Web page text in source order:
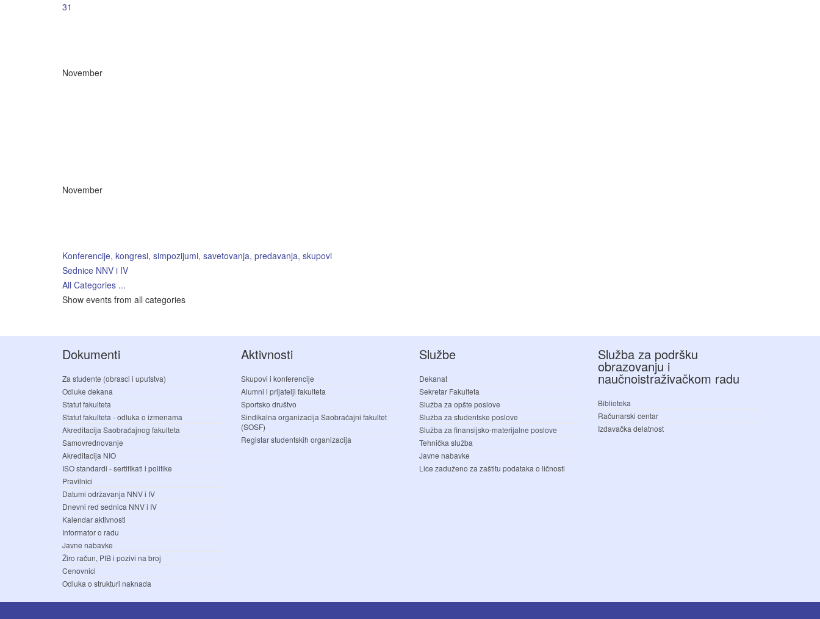
31
November
November
Konferencije, kongresi, simpozijumi, savetovanja, predavanja, skupovi
Sednice NNV i IV
All Categories ...
Show events from all categories
Dokumenti
Za studente (obrasci i uputstva)
Odluke dekana
Statut fakulteta
Statut fakulteta - odluka o izmenama
Akreditacija Saobraćajnog fakulteta
Samovrednovanje
Akreditacija NIO
ISO standardi - sertifikati i politike
Pravilnici
Datumi održavanja NNV i IV
Dnevni red sednica NNV i IV
Kalendar aktivnosti
Informator o radu
Javne nabavke
Žiro račun, PIB i pozivi na broj
Cenovnici
Odluka o strukturi naknada
Aktivnosti
Skupovi i konferencije
Alumni i prijatelji fakulteta
Sportsko društvo
Sindikalna organizacija Saobraćajni fakultet
(SOSF)
Registar studentskih organizacija
Službe
Dekanat
Sekretar Fakulteta
Služba za opšte poslove
Služba za studentske poslove
Služba za finansijsko-materijalne poslove
Tehnička služba
Javne nabavke
Lice zaduženo za zaštitu podataka o ličnosti
Služba za podršku
obrazovanju i
naučnoistraživačkom radu
Biblioteka
Računarski centar
Izdavačka delatnost